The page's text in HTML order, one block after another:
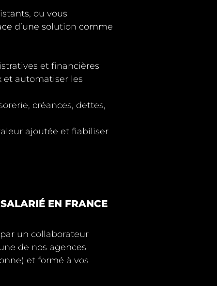
ou vous
d’une solution comme
et financières
et automatiser les
créances, dettes,
ajoutée et fiabiliser
EN FRANCE
un collaborateur
de nos agences
et formé à vos